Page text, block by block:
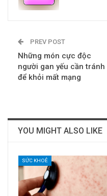
PREV POST
Những món cực độc
người gan yếu cần tránh
để khỏi mất mạng
YOU MIGHT ALSO LIKE
SỨC KHOẺ